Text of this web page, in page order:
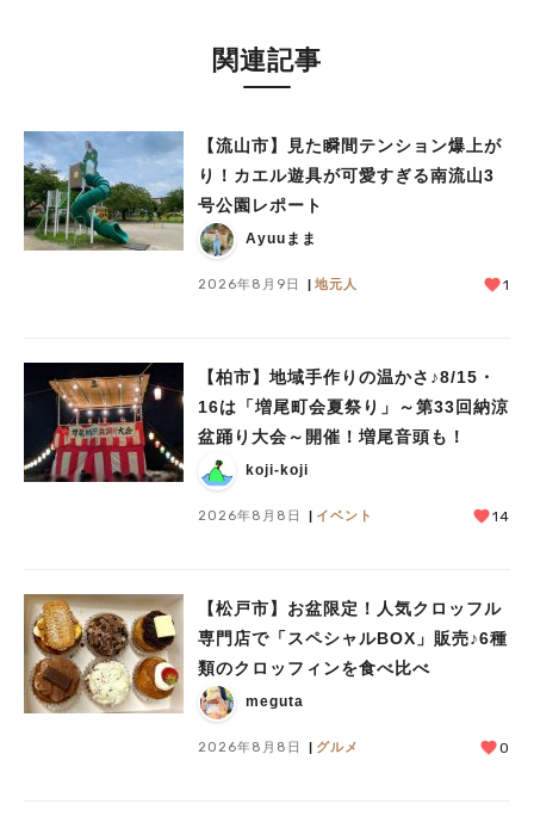
関連記事
【流山市】見た瞬間テンション爆上が
り！カエル遊具が可愛すぎる南流山3
号公園レポート
Ayuuまま
2026年8月9日 地元人 1
【柏市】地域手作りの温かさ♪8/15・
16は「増尾町会夏祭り」～第33回納涼
盆踊り大会～開催！増尾音頭も！
koji-koji
2026年8月8日 イベント 14
【松戸市】お盆限定！人気クロッフル
専門店で「スペシャルBOX」販売♪6種
類のクロッフィンを食べ比べ
meguta
2026年8月8日 グルメ 0